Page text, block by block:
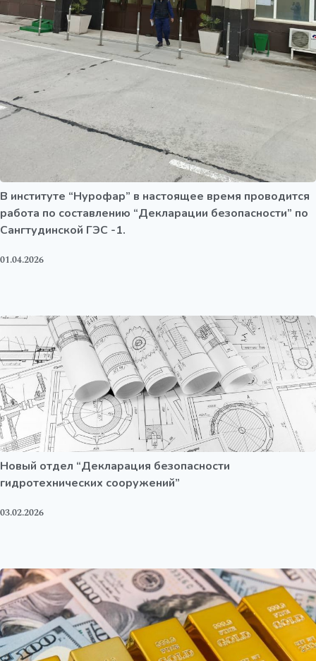
В институте “Нурофар” в настоящее время проводится
работа по составлению “Декларации безопасности” по
Сангтудинской ГЭС -1.
01.04.2026
Новый отдел “Декларация безопасности
гидротехнических сооружений”
03.02.2026